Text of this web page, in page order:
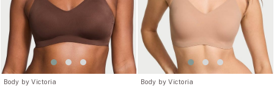
Body by Victoria
Body by Victoria